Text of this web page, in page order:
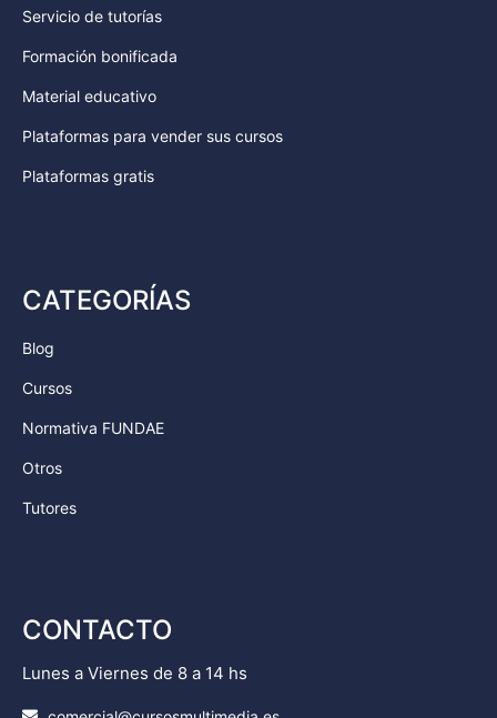
Servicio de tutorías
Formación bonificada
Material educativo
Plataformas para vender sus cursos
Plataformas gratis
CATEGORÍAS
Blog
Cursos
Normativa FUNDAE
Otros
Tutores
CONTACTO
Lunes a Viernes de 8 a 14 hs